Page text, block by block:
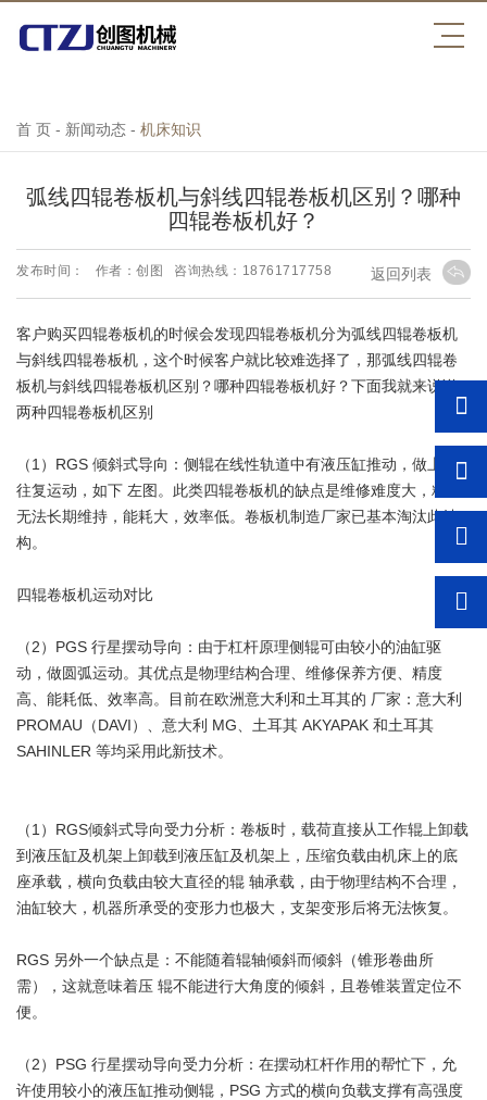
压球平台
首 页 - 新闻动态 - 机床知识
弧线四辊卷板机与斜线四辊卷板机区别？哪种
四辊卷板机好？
发布时间： 作者：创图 咨询热线：18761717758 返回列表
客户购买四辊卷板机的时候会发现四辊卷板机分为弧线四辊卷板机
与斜线四辊卷板机，这个时候客户就比较难选择了，那弧线四辊卷
板机与斜线四辊卷板机区别？哪种四辊卷板机好？下面我就来说说
两种四辊卷板机区别
（1）RGS 倾斜式导向：侧辊在线性轨道中有液压缸推动，做上下
往复运动，如下 左图。此类四辊卷板机的缺点是维修难度大，精度
无法长期维持，能耗大，效率低。卷板机制造厂家已基本淘汰此结
构。
四辊卷板机运动对比
（2）PGS 行星摆动导向：由于杠杆原理侧辊可由较小的油缸驱
动，做圆弧运动。其优点是物理结构合理、维修保养方便、精度
高、能耗低、效率高。目前在欧洲意大利和土耳其的 厂家：意大利
PROMAU（DAVI）、意大利 MG、土耳其 AKYAPAK 和土耳其
SAHINLER 等均采用此新技术。
（1）RGS倾斜式导向受力分析：卷板时，载荷直接从工作辊上卸载
到液压缸及机架上卸载到液压缸及机架上，压缩负载由机床上的底
座承载，横向负载由较大直径的辊 轴承载，由于物理结构不合理，
油缸较大，机器所承受的变形力也极大，支架变形后将无法恢复。
RGS 另外一个缺点是：不能随着辊轴倾斜而倾斜（锥形卷曲所
需），这就意味着压 辊不能进行大角度的倾斜，且卷锥装置定位不
便。
（2）PSG 行星摆动导向受力分析：在摆动杠杆作用的帮忙下，允
许使用较小的液压缸推动侧辊，PSG 方式的横向负载支撑有高强度